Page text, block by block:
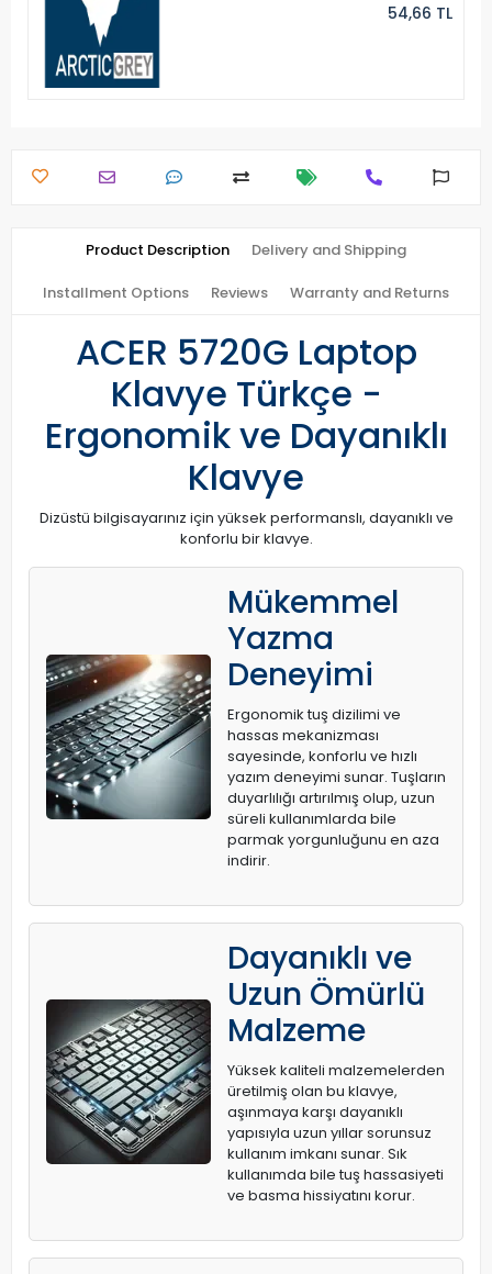
54,66 TL
Product Description Delivery and Shipping
Installment Options Reviews Warranty and Returns
ACER 5720G Laptop
Klavye Türkçe -
Ergonomik ve Dayanıklı
Klavye
Dizüstü bilgisayarınız için yüksek performanslı, dayanıklı ve
konforlu bir klavye.
Mükemmel
Yazma
Deneyimi
Ergonomik tuş dizilimi ve
hassas mekanizması
sayesinde, konforlu ve hızlı
yazım deneyimi sunar. Tuşların
duyarlılığı artırılmış olup, uzun
süreli kullanımlarda bile
parmak yorgunluğunu en aza
indirir.
Dayanıklı ve
Uzun Ömürlü
Malzeme
Yüksek kaliteli malzemelerden
üretilmiş olan bu klavye,
aşınmaya karşı dayanıklı
yapısıyla uzun yıllar sorunsuz
kullanım imkanı sunar. Sık
kullanımda bile tuş hassasiyeti
ve basma hissiyatını korur.